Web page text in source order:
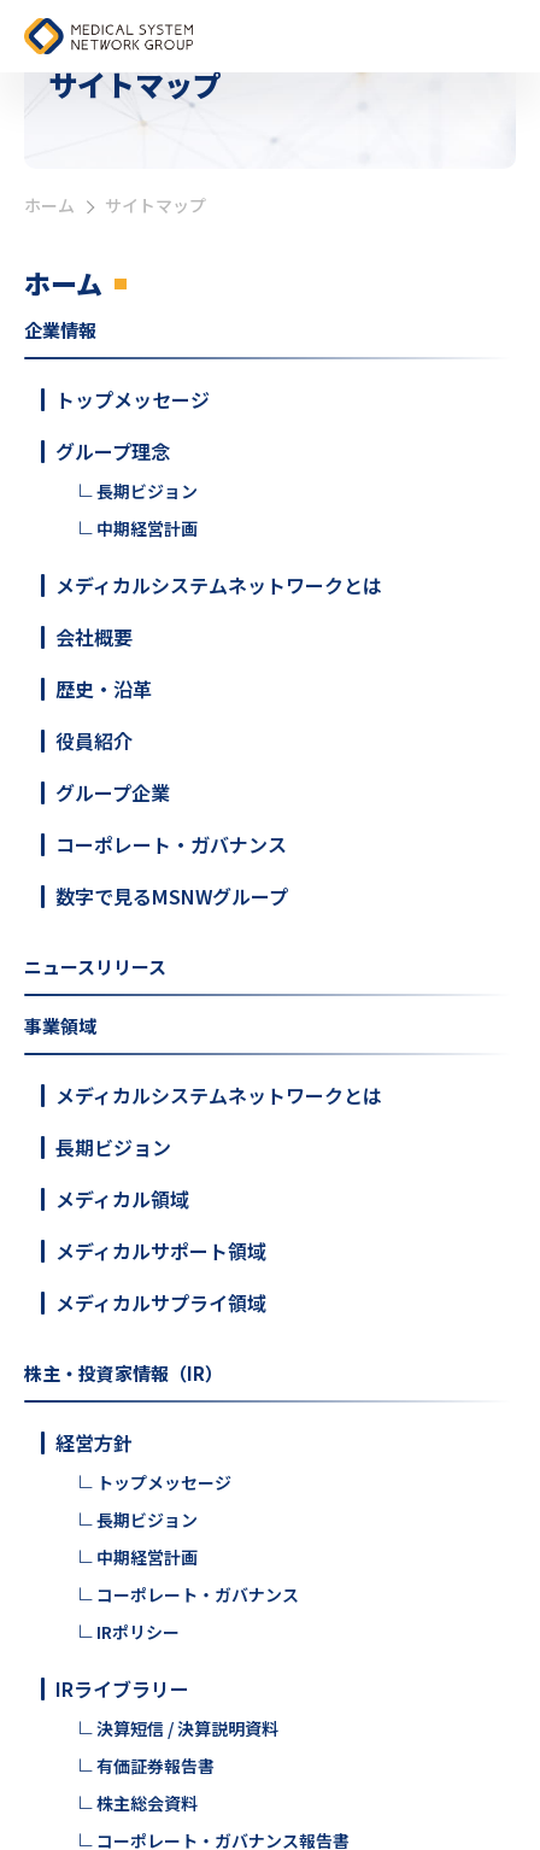
サイトマップ
ホーム >
サイトマップ
ホーム
企業情報
トップメッセージ
グループ理念
長期ビジョン
中期経営計画
メディカルシステムネットワークとは
会社概要
歴史・沿革
役員紹介
グループ企業
コーポレート・ガバナンス
数字で見るMSNWグループ
ニュースリリース
事業領域
メディカルシステムネットワークとは
長期ビジョン
メディカル領域
メディカルサポート領域
メディカルサプライ領域
株主・投資家情報（IR）
経営方針
トップメッセージ
長期ビジョン
中期経営計画
コーポレート・ガバナンス
IRポリシー
IRライブラリー
決算短信 / 決算説明資料
有価証券報告書
株主総会資料
コーポレート・ガバナンス報告書